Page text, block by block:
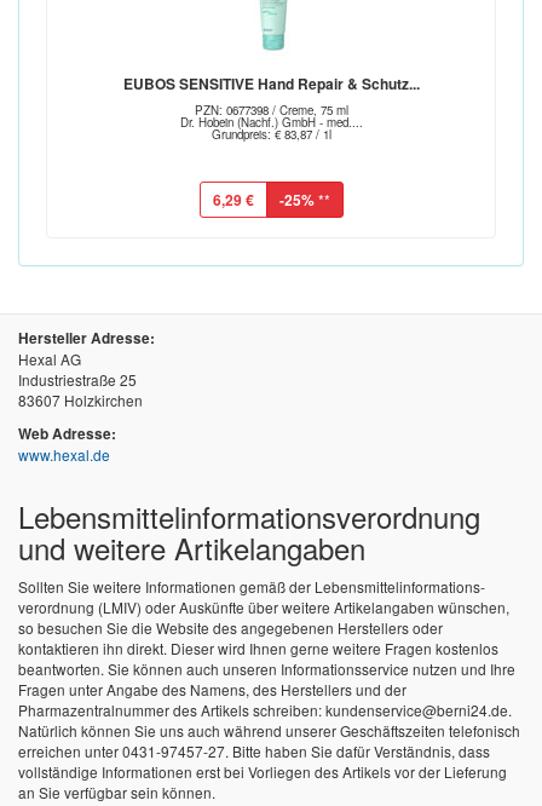
EUBOS SENSITIVE Hand Repair & Schutz...
PZN: 0677398 / Creme, 75 ml
Dr. Hobein (Nachf.) GmbH - med....
Grundpreis: € 83,87 / 1l
6,29 € -25%**
Hersteller Adresse:
Hexal AG
Industriestraße 25
83607 Holzkirchen
Web Adresse:
www.hexal.de
Lebensmittel­informations­verordnung
und weitere Artikelangaben
Sollten Sie weitere Informationen gemäß der Lebensmittel­informations­
verordnung (LMIV) oder Auskünfte über weitere Artikelangaben wünschen,
so besuchen Sie die Website des angegebenen Herstellers oder
kontaktieren ihn direkt. Dieser wird Ihnen gerne weitere Fragen kostenlos
beantworten. Sie können auch unseren Informationsservice nutzen und Ihre
Fragen unter Angabe des Namens, des Herstellers und der
Pharmazentralnummer des Artikels schreiben: kundenservice@berni24.de.
Natürlich können Sie uns auch während unserer Geschäftszeiten telefonisch
erreichen unter 0431-97457-27. Bitte haben Sie dafür Verständnis, dass
vollständige Informationen erst bei Vorliegen des Artikels vor der Lieferung
an Sie verfügbar sein können.